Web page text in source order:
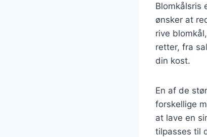
Blomkålsris
ønsker at
rive
retter, fra
din kost.
En af de
forskellige
at lave en
tilpasses til